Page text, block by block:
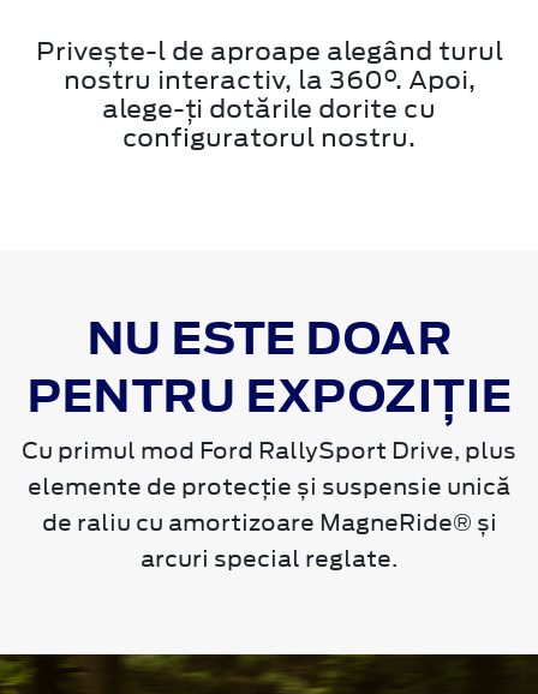
Privește-l de aproape alegând turul
nostru interactiv, la 360°. Apoi,
alege-ți dotările dorite cu
configuratorul nostru.
NU ESTE DOAR
PENTRU EXPOZIȚIE
Cu primul mod Ford RallySport Drive, plus
elemente de protecție și suspensie unică
de raliu cu amortizoare MagneRide® și
arcuri special reglate.